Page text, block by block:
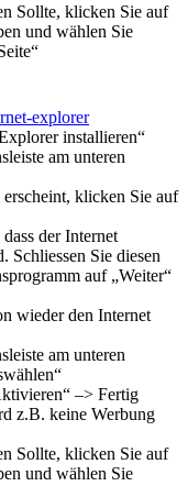
Sollte, klicken Sie auf
und wählen Sie
explorer
installieren“
am unteren
klicken Sie auf
der Internet
Schliessen Sie diesen
auf „Weiter“
wieder den Internet
am unteren
–> Fertig
z.B. keine Werbung
Sollte, klicken Sie auf
und wählen Sie